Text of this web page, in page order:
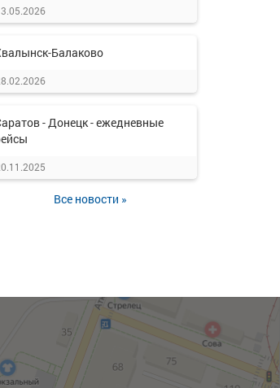
Балаково
- Донецк - ежедневные
Все новости »